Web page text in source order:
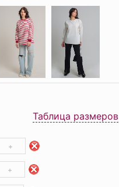
Таблица размеров
+
+